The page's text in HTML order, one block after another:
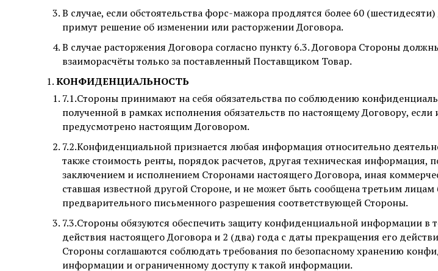
В случае, если обстоятельства форс-мажора продлятся более 60
примут решение об изменении или расторжении Договора.
В случае расторжения Договора согласно пункту 6.3. Договора Стороны
взаиморасчёты только за поставленный Поставщиком Товар.
КОНФИДЕНЦИАЛЬНОСТЬ
7.1.Стороны принимают на себя обязательства по соблюдению
полученной в рамках исполнения обязательств по настоящему Договору, если
предусмотрено настоящим Договором.
7.2.Конфиденциальной признается любая информация относительно
также стоимость ренты, порядок расчетов, другая техническая информация,
заключением и исполнением Сторонами настоящего Договора, иная
ставшая известной другой Стороне, и не может быть сообщена третьим лицам
предварительного письменного разрешения соответствующей Стороны.
7.3.Стороны обязуются обеспечить защиту конфиденциальной информации в
действия настоящего Договора и 2 (два) года с даты прекращения его
Стороны соглашаются соблюдать требования по безопасному хранению
информации и ограниченному доступу к такой информации.